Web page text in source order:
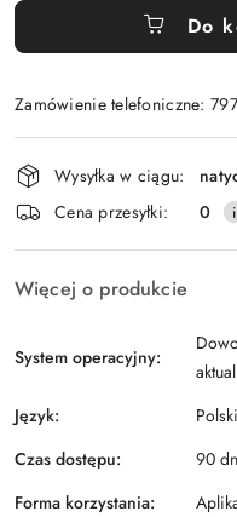
Do
Zamówienie telefoniczne:
Dostępność
i
dostawa
Wysyłka w ciągu:
Cena przesyłki:
0
Więcej o produkcie
System operacyjny:
Język:
Polski
Czas dostępu:
90
Forma korzystania: